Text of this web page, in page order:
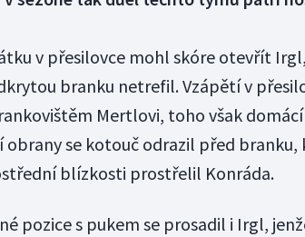
v přesilovce mohl skóre otevřít
branku netrefil. Vzápětí v
Mertlovi, toho však
obrany se kotouč odrazil před branku,
blízkosti prostřelil Konráda.
pozice s pukem se prosadil i Irgl,